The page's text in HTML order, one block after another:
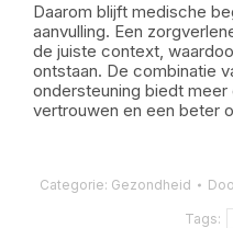
Daarom blijft medische
aanvulling. Een
de juiste context,
ontstaan. De combinatie
ondersteuning biedt meer
vertrouwen en een beter
Categorie: Gezondheid
Tags: